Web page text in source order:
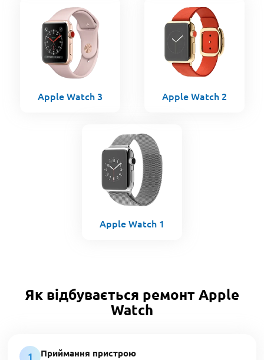
Apple Watch 3 Apple Watch 2
Apple Watch 1
Як відбувається ремонт Apple
Watch
1 Приймання пристрою